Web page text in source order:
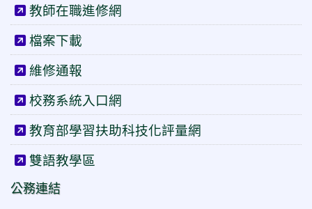
教師在職進修網
檔案下載
維修通報
校務系統入口網
教育部學習扶助科技化評量網
雙語教學區
公務連結